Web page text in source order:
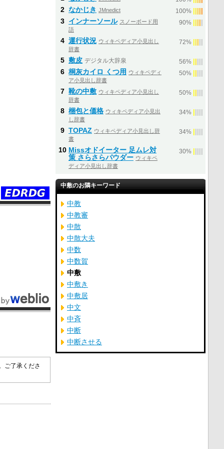
ご了承くださ
2 なかじき JMnedict 100%
3 インナーソール スノーボード用
語
90%
4 運行状況 ウィキペディア小見出し
辞書
72%
5 敷皮 デジタル大辞泉 56%
6 桐灰カイロ くつ用 ウィキペディ
ア小見出し辞書
50%
7 靴の中敷 ウィキペディア小見出し
辞書
50%
8 梱包と価格 ウィキペディア小見出
し辞書
34%
9 TOPAZ ウィキペディア小見出し辞
書
34%
10 Missオドイーター 足ムレ対
策 さらさらパウダー ウィキペ
ディア小見出し辞書
30%
中敷のお隣キーワード
中教
中教審
中散
中散大夫
中数
中数賀
中敷
中敷き
中敷居
中文
中斉
中断
中断させる